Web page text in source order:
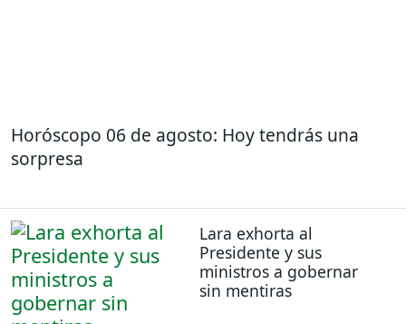
Horóscopo 06 de agosto: Hoy tendrás una
sorpresa
Lara exhorta al
Presidente y sus
ministros a gobernar
sin mentiras